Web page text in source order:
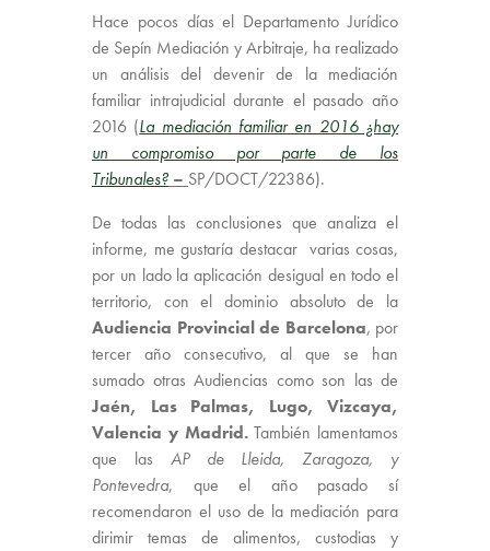
Hace pocos días el Departamento Jurídico
de Sepín Mediación y Arbitraje, ha realizado
un análisis del devenir de la mediación
familiar intrajudicial durante el pasado año
2016 (La mediación familiar en 2016 ¿hay
un compromiso por parte de los
Tribunales? – SP/DOCT/22386).
De todas las conclusiones que analiza el
informe, me gustaría destacar varias cosas,
por un lado la aplicación desigual en todo el
territorio, con el dominio absoluto de la
Audiencia Provincial de Barcelona, por
tercer año consecutivo, al que se han
sumado otras Audiencias como son las de
Jaén, Las Palmas, Lugo, Vizcaya,
Valencia y Madrid.También lamentamos
que las AP de Lleida, Zaragoza, y
Pontevedra, que el año pasado sí
recomendaron el uso de la mediación para
dirimir temas de alimentos, custodias y